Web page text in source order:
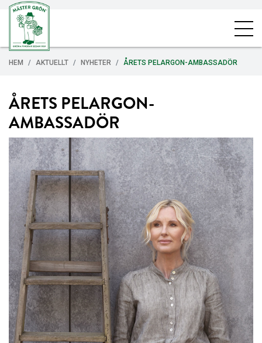
HEM AKTUELLT NYHETER ÅRETS PELARGON-AMBASSADÖR
ÅRETS PELARGON-
AMBASSADÖR